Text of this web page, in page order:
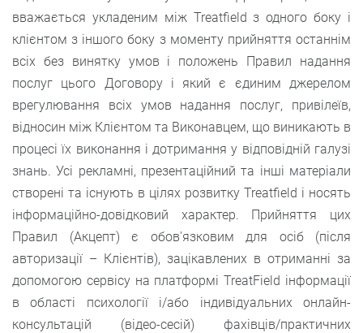
вважається укладеним між Treatfield з одного боку і
клієнтом з іншого боку з моменту прийняття останнім
всіх без винятку умов і положень Правил надання
послуг цього Договору і який є єдиним джерелом
врегулювання всіх умов надання послуг, привілеїв,
відносин між Клієнтом та Виконавцем, що виникають в
процесі їх виконання і дотримання у відповідній галузі
знань. Усі рекламні, презентаційний та інші матеріали
створені та існують в цілях розвитку Treatfield і носять
інформаційно-довідковий характер. Прийняття цих
Правил (Акцепт) є обов'язковим для осіб (після
авторизації – Клієнтів), зацікавлених в отриманні за
допомогою сервісу на платформі TreatField інформації
в області психології і/або індивідуальних онлайн-
консультацій (відео-сесій) фахівців/практичних